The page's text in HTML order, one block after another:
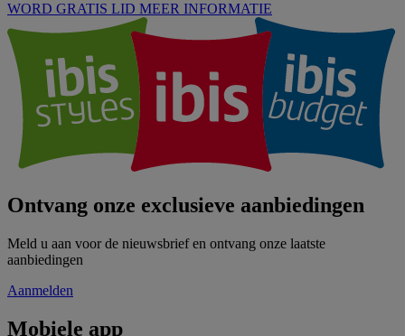
WORD GRATIS LID MEER INFORMATIE
Ontvang onze exclusieve aanbiedingen
Meld u aan voor de nieuwsbrief en ontvang onze laatste
aanbiedingen
Aanmelden
Mobiele app